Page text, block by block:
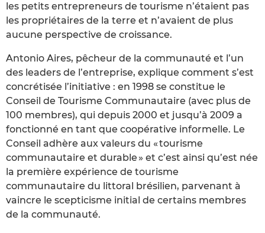
les petits entrepreneurs de tourisme n’étaient pas
les propriétaires de la terre et n’avaient de plus
aucune perspective de croissance.
Antonio Aires, pêcheur de la communauté et l’un
des leaders de l’entreprise, explique comment s’est
concrétisée l’initiative : en 1998 se constitue le
Conseil de Tourisme Communautaire (avec plus de
100 membres), qui depuis 2000 et jusqu’à 2009 a
fonctionné en tant que coopérative informelle. Le
Conseil adhère aux valeurs du « tourisme
communautaire et durable » et c’est ainsi qu’est née
la première expérience de tourisme
communautaire du littoral brésilien, parvenant à
vaincre le scepticisme initial de certains membres
de la communauté.